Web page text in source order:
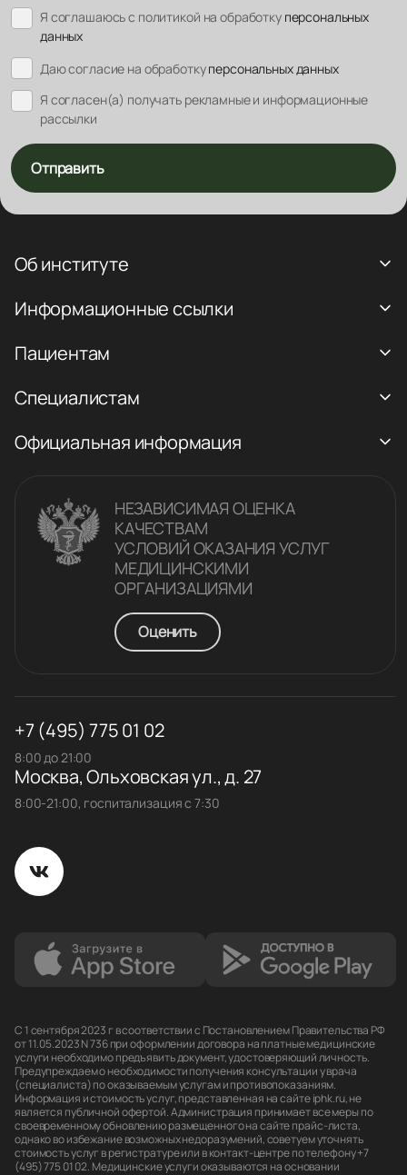
Я соглашаюсь с политикой на обработку персональных
данных
Даю согласие на обработкуперсональных данных
Я согласен(а) получать рекламные и информационные
рассылки
Отправить
Об институте
Информационные ссылки
Пациентам
Специалистам
Официальная информация
НЕЗАВИСИМАЯ ОЦЕНКА
КАЧЕСТВАM
УСЛОВИЙ ОКАЗАНИЯ УСЛУГ
МЕДИЦИНСКИМИ
ОРГАНИЗАЦИЯМИ
Оценить
+7 (495) 775 01 02
8:00 до 21:00
Москва, Ольховская ул., д. 27
8:00-21:00, госпитализация с 7:30
С 1 сентября 2023 г в соответствии с Постановлением Правительства РФ
от 11.05.2023 N 736 при оформлении договора на платные медицинские
услуги необходимо предъявить документ, удостоверяющий личность.
Предупреждаем о необходимости получения консультации у врача
(специалиста) по оказываемым услугам и противопоказаниям.
Информация и стоимость услуг, представленная на сайте iphk.ru, не
является публичной офертой. Администрация принимает все меры по
своевременному обновлению размещенного на сайте прайс-листа,
однако во избежание возможных недоразумений, советуем уточнять
стоимость услуг в регистратуре или в контакт-центре по телефону +7
(495) 775 01 02. Медицинские услуги оказываются на основании